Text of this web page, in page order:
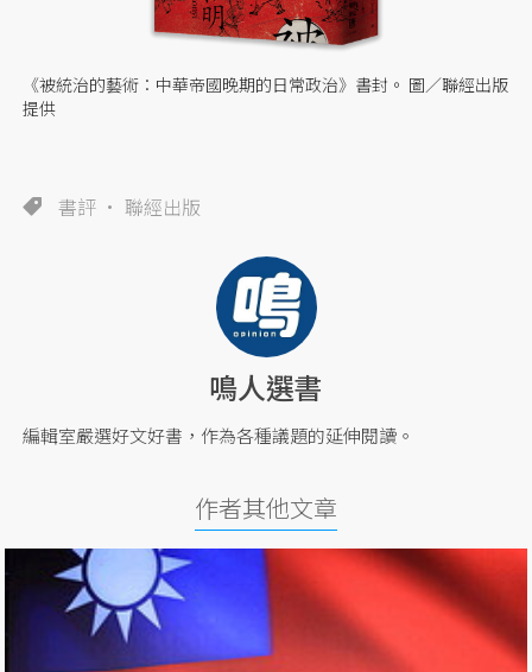
《被統治的藝術：中華帝國晚期的日常政治》書封。 圖／聯經出版
提供
書評 聯經出版
鳴人選書
編輯室嚴選好文好書，作為各種議題的延伸閱讀。
作者其他文章